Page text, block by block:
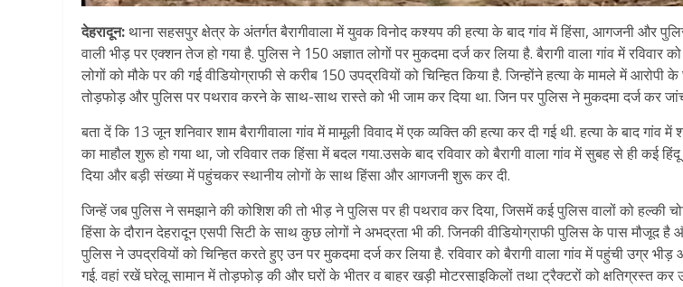
देहरादून: थाना सहसपुर क्षेत्र के अंतर्गत बैरागीवाला में युवक विनोद कश्यप की हत्या के बाद गांव में हिंसा, आगजनी और
वाली भीड़ पर एक्शन तेज हो गया है. पुलिस ने 150 अज्ञात लोगों पर मुकदमा दर्ज कर लिया है. बैरागी वाला गांव में रविवार
लोगों को मौके पर की गई वीडियोग्राफी से करीब 150 उपद्रवियों को चिन्हित किया है. जिन्होंने हत्या के मामले में आरोपी
तोड़फोड़ और पुलिस पर पथराव करने के साथ-साथ रास्ते को भी जाम कर दिया था. जिन पर पुलिस ने मुकदमा दर्ज कर
बता दें कि 13 जून शनिवार शाम बैरागीवाला गांव में मामूली विवाद में एक व्यक्ति की हत्या कर दी गई थी. हत्या के बाद गांव में
का माहौल शुरू हो गया था, जो रविवार तक हिंसा में बदल गया.उसके बाद रविवार को बैरागी वाला गांव में सुबह से ही कई
दिया और बड़ी संख्या में पहुंचकर स्थानीय लोगों के साथ हिंसा और आगजनी शुरू कर दी.
जिन्हें जब पुलिस ने समझाने की कोशिश की तो भीड़ ने पुलिस पर ही पथराव कर दिया, जिसमें कई पुलिस वालों को हल्की
हिंसा के दौरान देहरादून एसपी सिटी के साथ कुछ लोगों ने अभद्रता भी की. जिनकी वीडियोग्राफी पुलिस के पास मौजूद
पुलिस ने उपद्रवियों को चिन्हित करते हुए उन पर मुकदमा दर्ज कर लिया है. रविवार को बैरागी वाला गांव में पहुंची उग्र
गई. वहां रखें घरेलू सामान में तोड़फोड़ की और घरों के भीतर व बाहर खड़ी मोटरसाइकिलों तथा ट्रैक्टरों को क्षतिग्रस्त कर